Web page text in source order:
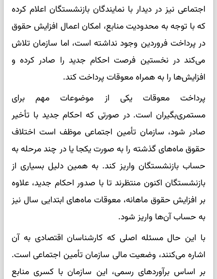
اجتماعی نیز در دیدار با نمایندگان بازنشستگان اعلام کرده
که با توجه به محدودیت منابع، امکان اعمال افزایش حقوق
در پرداخت فروردین وجود نداشته است، اما سازمان تلاش
می‌کند در نخستین فرصت احکام جدید را صادر کرده و
افزایش‌ها را به همراه معوقات پرداخت کند.
پرداخت معوقات یکی از موضوعات مهم برای
مستمری‌بگیران است. در صورتی که احکام جدید با تأخیر
صادر شود، سازمان تأمین اجتماعی موظف است اختلاف
حقوق ماه‌های گذشته را به صورت یکجا یا در چند مرحله به
حساب بازنشستگان واریز کند. به همین دلیل بسیاری از
بازنشستگان اکنون منتظرند تا با صدور احکام جدید، علاوه
بر افزایش حقوق ماهانه، معوقات ماه‌های ابتدایی سال نیز
به حساب آن‌ها واریز شود.
با این حال مسئله اصلی که کارشناسان اقتصادی به آن
اشاره می‌کنند، وضعیت مالی سازمان تأمین اجتماعی است.
بر اساس برآوردهای رسمی، این سازمان با کسری منابع